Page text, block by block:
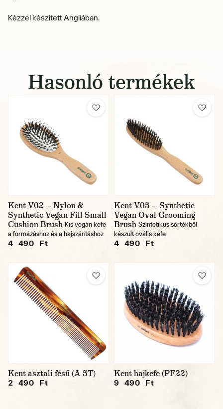
Kézzel készített Angliában.
Hasonló termékek
Kent V02 — Nylon &
Synthetic Vegan Fill Small
Cushion Brush Kis vegán kefe
a formázáshoz és a hajszárításhoz
4 490 Ft
Kent V05 — Synthetic
Vegan Oval Grooming
Brush Szintetikus sörtékből
készült ovális kefe
4 490 Ft
Kent asztali fésű (A 5T)
2 490 Ft
Kent hajkefe (PF22)
9 490 Ft